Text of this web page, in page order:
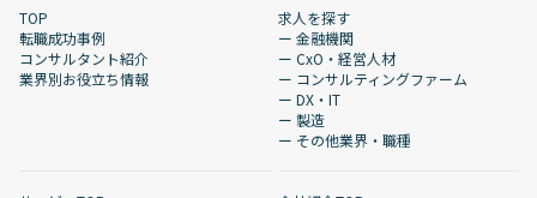
TOP
転職成功事例
コンサルタント紹介
業界別お役立ち情報
求人を探す
ー 金融機関
ー CxO・経営人材
ー コンサルティングファーム
ー DX・IT
ー 製造
ー その他業界・職種